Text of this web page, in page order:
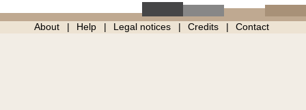
About Help Legal notices Credits Contact